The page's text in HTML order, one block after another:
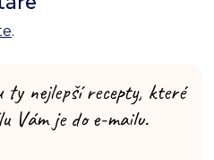
.
ty nejlepší recepty, které
Vám je do e-mailu.